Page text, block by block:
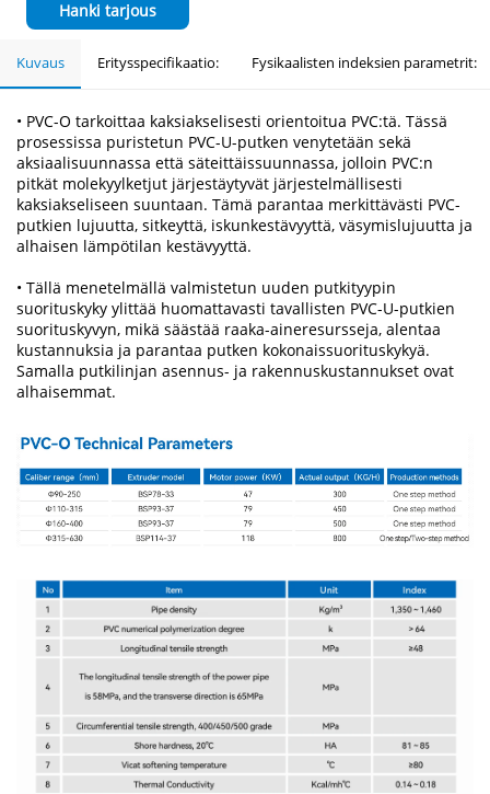
Hanki tarjous
Kuvaus Eritysspecifikaatio: Fysikaalisten indeksien parametrit:
• PVC-O tarkoittaa kaksiakselisesti orientoitua PVC:tä. Tässä
prosessissa puristetun PVC-U-putken venytetään sekä
aksiaalisuunnassa että säteittäissuunnassa, jolloin PVC:n
pitkät molekyylketjut järjestäytyvät järjestelmällisesti
kaksiakseliseen suuntaan. Tämä parantaa merkittävästi PVC-
putkien lujuutta, sitkeyttä, iskunkestävyyttä, väsymislujuutta ja
alhaisen lämpötilan kestävyyttä.
• Tällä menetelmällä valmistetun uuden putkityypin
suorituskyky ylittää huomattavasti tavallisten PVC-U-putkien
suorituskyvyn, mikä säästää raaka-aineresursseja, alentaa
kustannuksia ja parantaa putken kokonaissuorituskykyä.
Samalla putkilinjan asennus- ja rakennuskustannukset ovat
alhaisemmat.